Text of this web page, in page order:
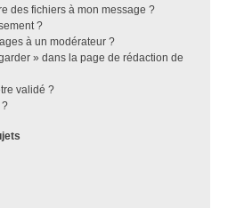
des fichiers à mon message ?
?
à un modérateur ?
» dans la page de rédaction de
validé ?
?